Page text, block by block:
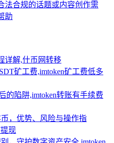
法合规的话题或内容创作需
助
详解,什币网转移
矿工费,imtoken矿工费低多
的陷阱,imtoken转账有手续费
，优势、风险与操作指
现